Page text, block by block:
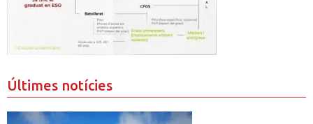
Últimes notícies